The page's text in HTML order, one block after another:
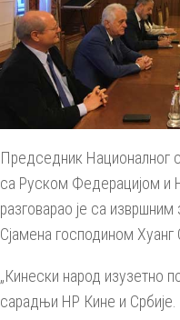
Председник Националног
са Руском Федерацијом и
разговарао је са
Сјамена господином Хуанг
„Кинески народ изузетно
сарадњи НР Кине и